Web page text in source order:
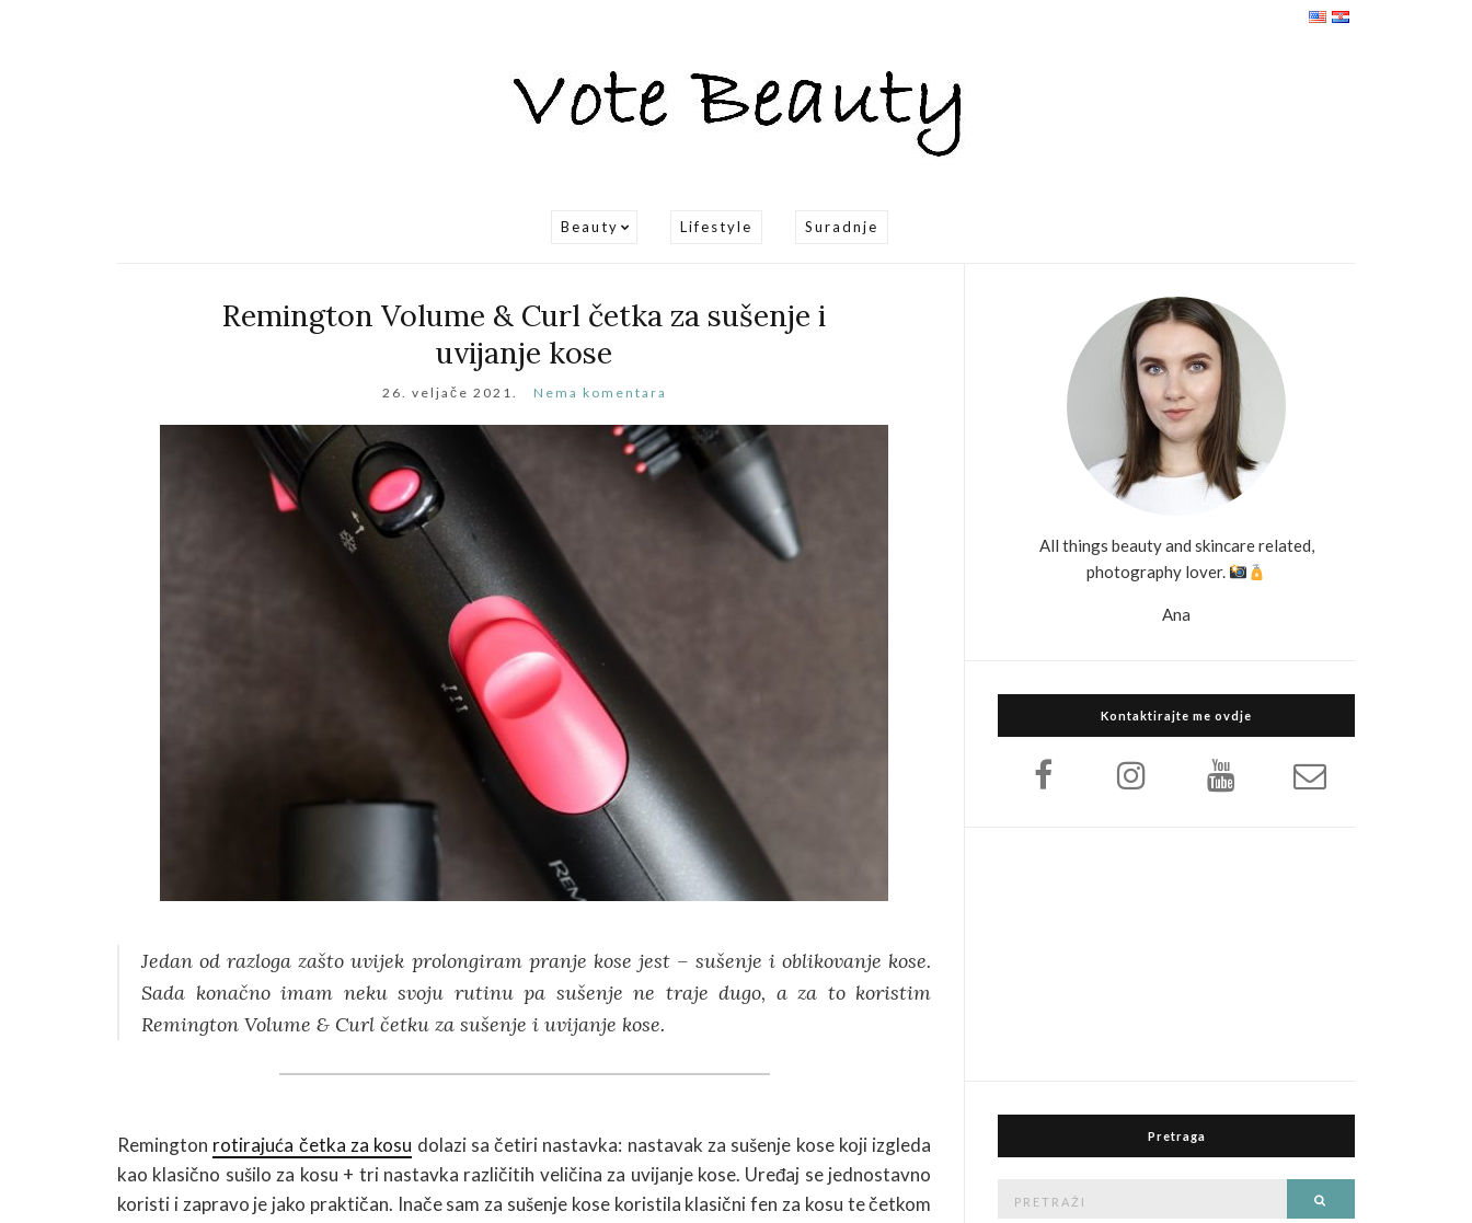
Beauty Lifestyle Suradnje
Remington Volume & Curl četka za sušenje i
uvijanje kose
26. veljače 2021. Nema komentara
Jedan od razloga zašto uvijek prolongiram pranje kose jest – sušenje i oblikovanje kose.
Sada konačno imam neku svoju rutinu pa sušenje ne traje dugo, a za to koristim
Remington Volume & Curl četku za sušenje i uvijanje kose.
Remington rotirajuća četka za kosu dolazi sa četiri nastavka: nastavak za sušenje kose koji izgleda
kao klasično sušilo za kosu + tri nastavka različitih veličina za uvijanje kose. Uređaj se jednostavno
koristi i zapravo je jako praktičan. Inače sam za sušenje kose koristila klasični fen za kosu te četkom
All things beauty and skincare related,
photography lover.
Ana
Kontaktirajte me ovdje
Pretraga